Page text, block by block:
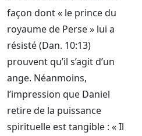
façon dont « le prince du
royaume de Perse » lui a
résisté (Dan. 10:13)
prouvent qu’il s’agit d’un
ange. Néanmoins,
l’impression que Daniel
retire de la puissance
spirituelle est tangible : « Il